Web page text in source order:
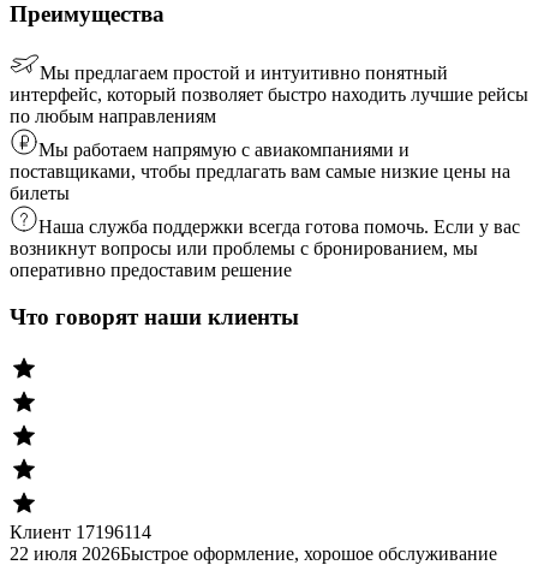
Преимущества
Мы предлагаем простой и интуитивно понятный
интерфейс, который позволяет быстро находить лучшие рейсы
по любым направлениям
Мы работаем напрямую с авиакомпаниями и
поставщиками, чтобы предлагать вам самые низкие цены на
билеты
Наша служба поддержки всегда готова помочь. Если у вас
возникнут вопросы или проблемы с бронированием, мы
оперативно предоставим решение
Что говорят наши клиенты
Клиент 17196114
22 июля 2026Быстрое оформление, хорошое обслуживание